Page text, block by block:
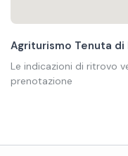
Agriturismo Tenuta di
Le indicazioni di ritrovo
prenotazione